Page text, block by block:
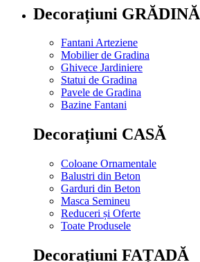
Decorațiuni GRĂDINĂ
Fantani Arteziene
Mobilier de Gradina
Ghivece Jardiniere
Statui de Gradina
Pavele de Gradina
Bazine Fantani
Decorațiuni CASĂ
Coloane Ornamentale
Balustri din Beton
Garduri din Beton
Masca Semineu
Reduceri și Oferte
Toate Produsele
Decorațiuni FAȚADĂ